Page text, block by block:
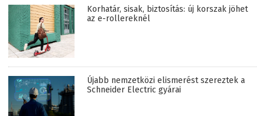
Korhatár, sisak, biztosítás: új korszak jöhet
az e-rollereknél
Újabb nemzetközi elismerést szereztek a
Schneider Electric gyárai